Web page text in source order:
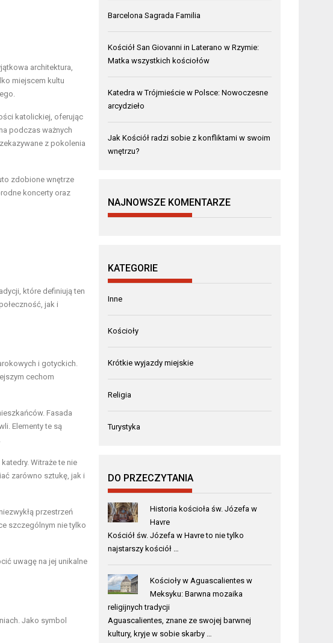
architektura,
miejscem kultu
katolickiej, oferując
podczas ważnych
z pokolenia
zdobione wnętrze
koncerty oraz
które definiują ten
jak i
i gotyckich.
cechom
Fasada
Elementy te są
Witraże te nie
zarówno sztukę, jak i
przestrzeń
szczególnym nie tylko
uwagę na jej unikalne
Jako symbol
Barcelona Sagrada Familia
Kościół San Giovanni in Laterano w Rzymie:
Matka wszystkich kościołów
Katedra w Trójmieście w Polsce: Nowoczesne
arcydzieło
Jak Kościół radzi sobie z konfliktami w swoim
wnętrzu?
NAJNOWSZE KOMENTARZE
KATEGORIE
Inne
Kościoły
Krótkie wyjazdy miejskie
Religia
Turystyka
DO PRZECZYTANIA
Historia kościoła św. Józefa w
Havre
Kościół św. Józefa w Havre to nie tylko
najstarszy kościół …
Kościoły w Aguascalientes w
Meksyku: Barwna mozaika
religijnych tradycji
Aguascalientes, znane ze swojej barwnej
kultury, kryje w sobie skarby …